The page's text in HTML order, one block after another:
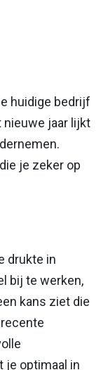
huidige bedrijf
jaar lijkt
je zeker op
drukte in
bij te werken,
kans ziet die
je optimaal in